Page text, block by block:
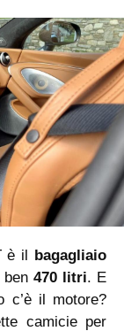
è il bagagliaio
ben470 litri. E
c’è il motore?
camicie per